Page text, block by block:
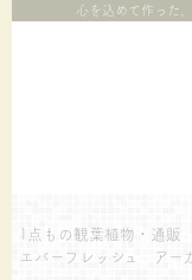
心を込めて作った
1点もの観葉植物・通
エバーフレッシュ アー